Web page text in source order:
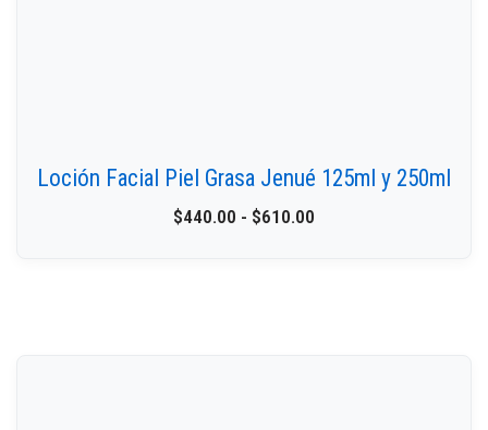
Loción Facial Piel Grasa Jenué 125ml y 250ml
$440.00 - $610.00